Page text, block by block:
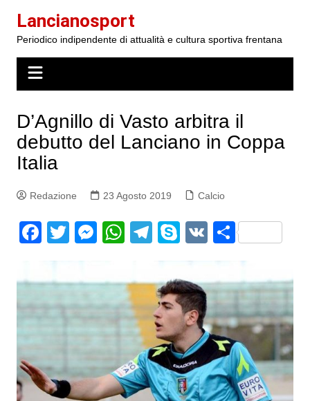
contenuto
Lancianosport
Periodico indipendente di attualità e cultura sportiva frentana
D’Agnillo di Vasto arbitra il
debutto del Lanciano in Coppa
Italia
Redazione 23 Agosto 2019 Calcio
F
a
c
e
o
k
T
w
itt
er
M
s
s
e
n
g
er
W
at
s
A
p
p
T
el
e
gr
a
m
S
k
y
p
e
V
K
S
h
ar
e